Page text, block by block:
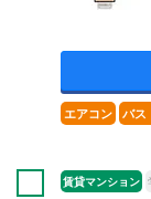
エアコン バス
賃貸マンション